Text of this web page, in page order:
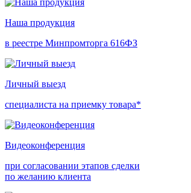
Наша продукция
в реестре Минпромторга 616ФЗ
Личный выезд
специалиста на приемку товара*
Видеоконференция
при согласовании этапов сделки
по желанию клиента